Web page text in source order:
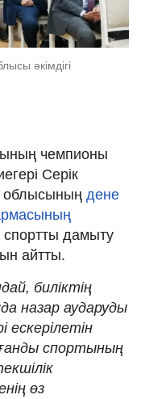
әкімдігі
чемпионы
Серік
облысының дене
дамыту
айтты.
биліктің
назар аударуды
спортының
өз